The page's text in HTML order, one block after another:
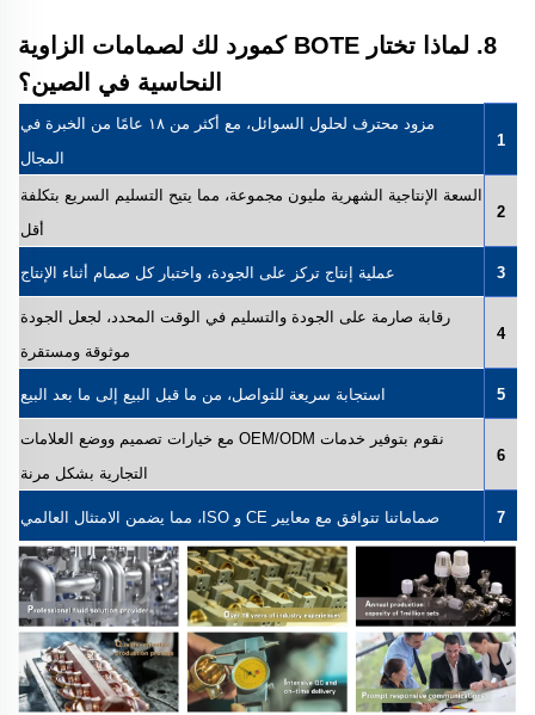
8. لماذا تختار BOTE كمورد لك لصمامات الزاوية
النحاسية في الصين؟
1
مزود محترف لحلول السوائل، مع أكثر من ١٨ عامًا من الخبرة في
المجال
2
السعة الإنتاجية الشهرية مليون مجموعة، مما يتيح التسليم السريع بتكلفة
أقل
3 عملية إنتاج تركز على الجودة، واختبار كل صمام أثناء الإنتاج
4
رقابة صارمة على الجودة والتسليم في الوقت المحدد، لجعل الجودة
موثوقة ومستقرة
5 استجابة سريعة للتواصل، من ما قبل البيع إلى ما بعد البيع
6
نقوم بتوفير خدمات OEM/ODM مع خيارات تصميم ووضع العلامات
التجارية بشكل مرنة
7 صماماتنا تتوافق مع معايير CE و ISO، مما يضمن الامتثال العالمي